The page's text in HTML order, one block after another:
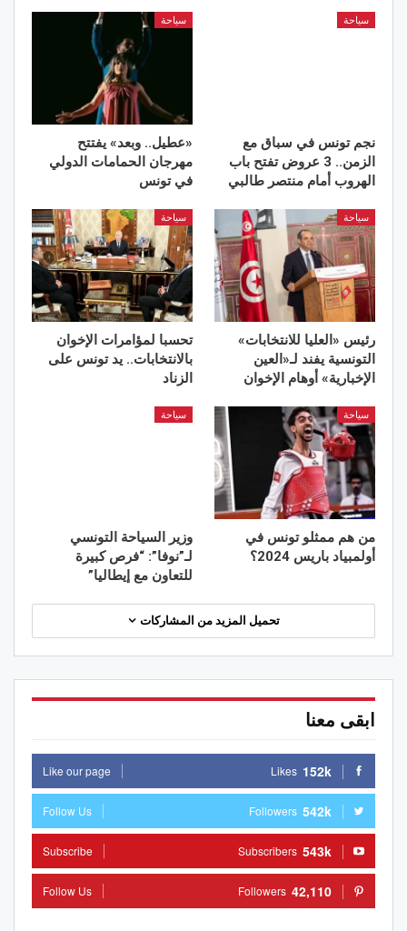
سياحة
نجم تونس في سباق مع
الزمن.. 3 عروض تفتح باب
الهروب أمام منتصر طالبي
سياحة
«عطيل.. وبعد» يفتتح
مهرجان الحمامات الدولي
في تونس
سياحة
رئيس «العليا للانتخابات»
التونسية يفند لـ«العين
الإخبارية» أوهام الإخوان
سياحة
تحسبا لمؤامرات الإخوان
بالانتخابات.. يد تونس على
الزناد
سياحة
من هم ممثلو تونس في
أولمبياد باريس 2024؟
سياحة
وزير السياحة التونسي
لـ”نوفا”: “فرص كبيرة
للتعاون مع إيطاليا”
تحميل المزيد من المشاركات
ابقى معنا
152k
Likes
Like our page
542k
Followers
Follow Us
543k
Subscribers
Subscribe
42,110
Followers
Follow Us